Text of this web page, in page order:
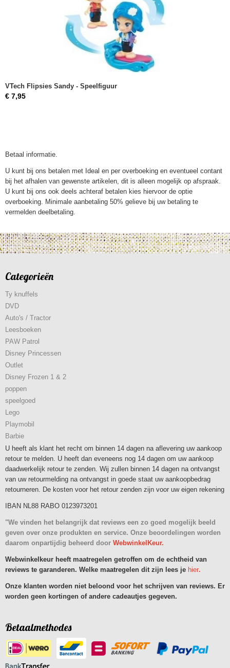
VTech Flipsies Sandy - Speelfiguur
€ 7,95
Betaal informatie.
U kunt bij ons betalen met Ideal en per overboeking en eventueel contant
bij het afhalen van gewenste artikelen, dit is alleen mogelijk op afspraak.
U kunt bij ons ook deels achteraf betalen kies hiervoor de optie
overboeking. Minimale aanbetaling 50% gelieve bij uw betaling te
vermelden deelbetaling.
Categorieën
Ty knuffels
DVD
Auto's / Tractor
Leesboeken
PAW Patrol
Disney Princessen
Outlet
Disney Frozen 1 & 2
poppen
speelgoed
Lego
Playmobil
Barbie
U heeft als klant het recht om binnen 14 dagen na aflevering uw aankoop
retour te melden. U heeft dan eveneens nog 14 dagen om uw aankoop
daadwerkelijk retour te zenden. Wij zullen binnen 14 dagen na ontvangst
van uw retourmelding na ontvangst in goede staat uw aankoopbedrag
retourneren. De kosten voor het retour zenden zijn voor uw eigen rekening
IBAN NL88 RABO 0123973201
"We vinden het belangrijk dat reviews een zo goed mogelijk beeld
geven over onze produkten en service. Onze beoordelingen worden
daarom onpartijdig beheerd door WebwinkelKeur.
Webwinkelkeur heeft maatregelen getroffen om de echtheid van
reviews te garanderen. Welke maatregelen dit zijn lees je hier.
Onze klanten worden niet beloond voor het schrijven van reviews. Er
worden geen kortingen of andere cadeautjes gegeven.
Betaalmethodes